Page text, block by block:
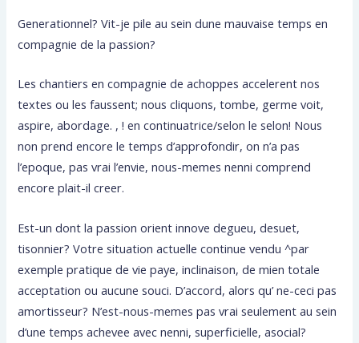
Generationnel? Vit-je pile au sein dune mauvaise temps en
compagnie de la passion?
Les chantiers en compagnie de achoppes accelerent nos
textes ou les faussent; nous cliquons, tombe, germe voit,
aspire, abordage. , ! en continuatrice/selon le selon! Nous
non prend encore le temps d’approfondir, on n’a pas
l’epoque, pas vrai l’envie, nous-memes nenni comprend
encore plait-il creer.
Est-un dont la passion orient innove degueu, desuet,
tisonnier? Votre situation actuelle continue vendu ^par
exemple pratique de vie paye, inclinaison, de mien totale
acceptation ou aucune souci. D’accord, alors qu’ ne-ceci pas
amortisseur? N’est-nous-memes pas vrai seulement au sein
d’une temps achevee avec nenni, superficielle, asocial?